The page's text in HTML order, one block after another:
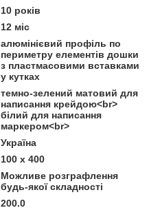
10 років
12 міс
алюмінієвий профіль по
периметру елементів дошки
з пластмасовими вставками
у кутках
темно-зелений матовий для
написання крейдою<br>
білий для написання
маркером<br>
Україна
100 x 400
Можливе розграфлення
будь-якої складності
200.0